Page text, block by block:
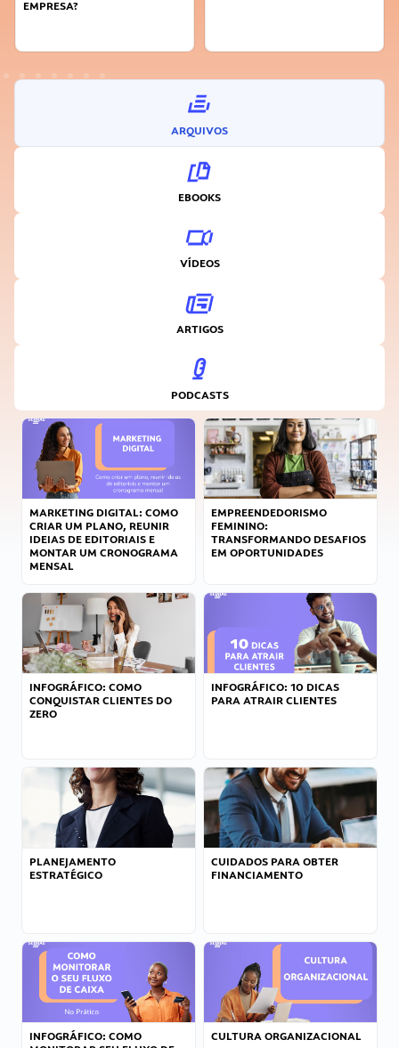
EMPRESA?
ARQUIVOS
EBOOKS
VÍDEOS
ARTIGOS
PODCASTS
MARKETING DIGITAL: COMO
CRIAR UM PLANO, REUNIR
IDEIAS DE EDITORIAIS E
MONTAR UM CRONOGRAMA
MENSAL
EMPREENDEDORISMO
FEMININO:
TRANSFORMANDO DESAFIOS
EM OPORTUNIDADES
INFOGRÁFICO: COMO
CONQUISTAR CLIENTES DO
ZERO
INFOGRÁFICO: 10 DICAS
PARA ATRAIR CLIENTES
PLANEJAMENTO
ESTRATÉGICO
CUIDADOS PARA OBTER
FINANCIAMENTO
INFOGRÁFICO: COMO
CULTURA ORGANIZACIONAL